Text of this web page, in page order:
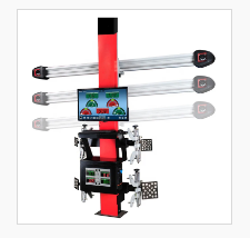
асансьор с четири
стълба за продажба